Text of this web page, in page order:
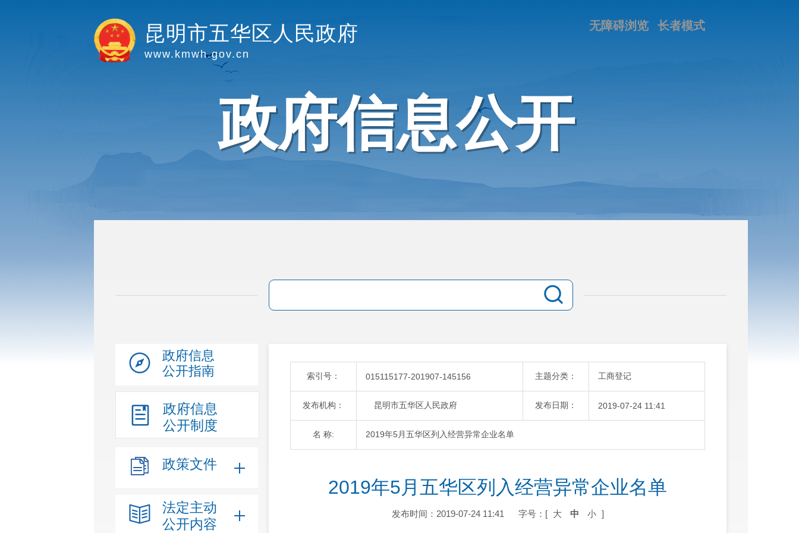
昆明市五华区人民政府
www.kmwh.gov.cn
长者模式
无障碍浏览
政府信息公开
政府信息
公开指南
政府信息
公开制度
政策文件
法定主动
公开内容
索引号： 015115177-201907-145156 主题分类： 工商登记
发布机构： 昆明市五华区人民政府 发布日期： 2019-07-24 11:41
名 称: 2019年5月五华区列入经营异常企业名单
2019年5月五华区列入经营异常企业名单
发布时间：2019-07-24 11:41 字号：[ 大 中 小 ]